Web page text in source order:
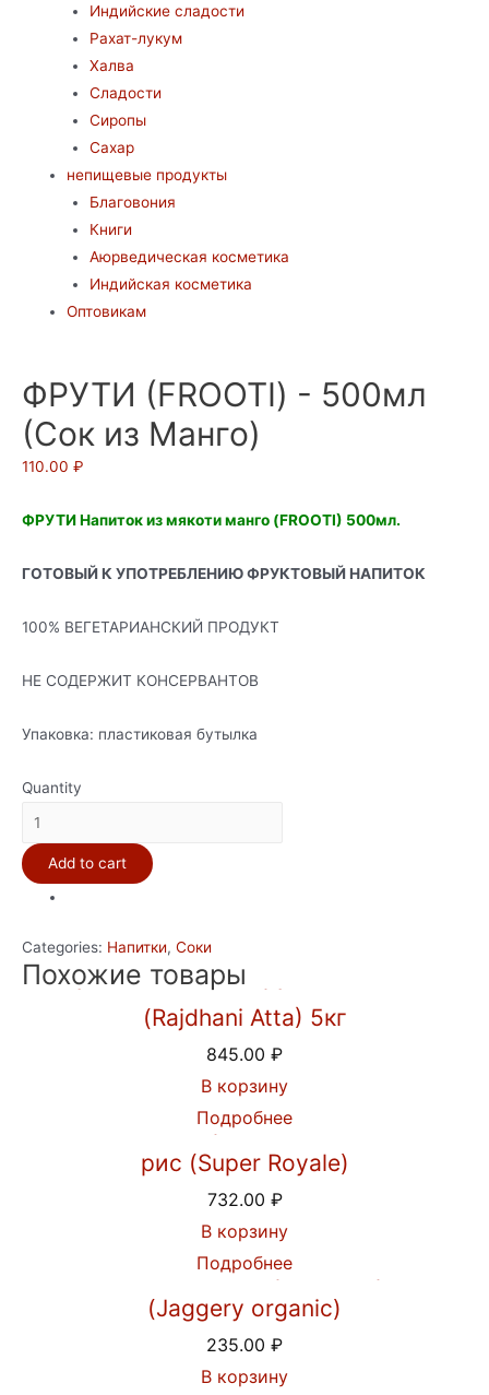
Индийские сладости
Рахат-лукум
Халва
Сладости
Сиропы
Сахар
непищевые продукты
Благовония
Книги
Аюрведическая косметика
Индийская косметика
Оптовикам
ФРУТИ (FROOTI) - 500мл
(Сок из Манго)
110.00 ₽
ФРУТИ Напиток из мякоти манго (FROOTI) 500мл.
ГОТОВЫЙ К УПОТРЕБЛЕНИЮ ФРУКТОВЫЙ НАПИТОК
100% ВЕГЕТАРИАНСКИЙ ПРОДУКТ
НЕ СОДЕРЖИТ КОНСЕРВАНТОВ
Упаковка: пластиковая бутылка
Quantity
ФРУТИ
(FROOTI)
-
500мл
из
Манго)
Add to cart
Categories: Напитки, Соки
Похожие товары
Мука пшеничная грубого помола
(Rajdhani Atta) 5кг
845.00 ₽
В корзину
Подробнее
Индийский Королевский Басмати
рис (Super Royale)
732.00 ₽
В корзину
Подробнее
Пальмовый сахар джаггери
(Jaggery organic)
235.00 ₽
В корзину